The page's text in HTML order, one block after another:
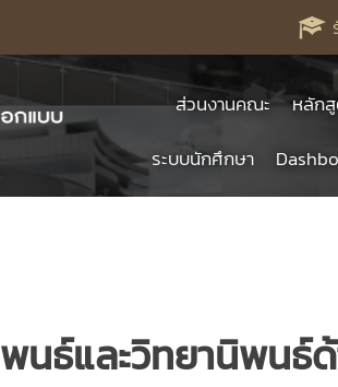
ส่วนงานคณะ หลัก
ระบบนักศึกษา
พนธ์และวิทยานิพน